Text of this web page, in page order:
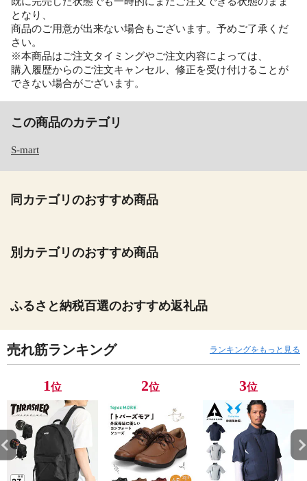
となり、
商品のご用意が出来ない場合もございます。予めご了承くだ
さい。
※本商品はご注文タイミングやご注文内容によっては、
購入履歴からのご注文キャンセル、修正を受け付けることが
できない場合がございます。
この商品のカテゴリ
S-mart
同カテゴリのおすすめ商品
別カテゴリのおすすめ商品
ふるさと納税百選のおすすめ返礼品
売れ筋ランキング ランキングをもっと見る
1位 2位 3位